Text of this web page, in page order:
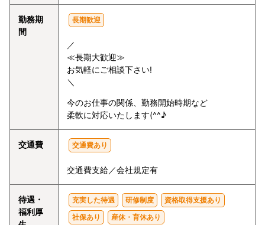
勤務期
間
長期歓迎
／
≪長期大歓迎≫
お気軽にご相談下さい!
＼
今のお仕事の関係、勤務開始時期など
柔軟に対応いたします(^^♪
交通費 交通費あり
交通費支給／会社規定有
待遇・
福利厚
充実した待遇 研修制度
資格取得支援あり
社保あり
産休・育休あり